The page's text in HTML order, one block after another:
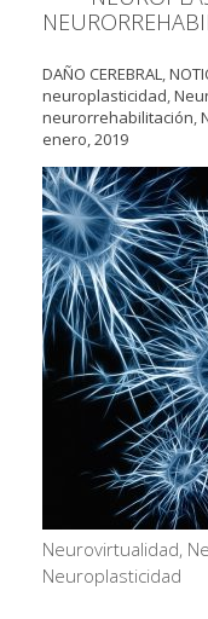
DAÑO CEREBRAL,
neuroplasticidad,
neurorrehabilitación,
enero, 2019
Neurovirtualidad,
Neuroplasticidad